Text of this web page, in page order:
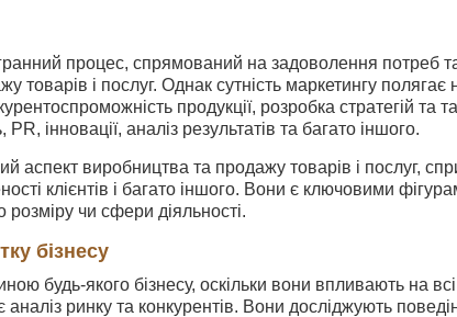
процес, спрямований на задоволення потреб
товарів і послуг. Однак сутність маркетингу
продукції, розробка стратегій та
інновації, аналіз результатів та багато іншого.
аспект виробництва та продажу товарів і послуг,
клієнтів і багато іншого. Вони є ключовими
розміру чи сфери діяльності.
бізнесу
будь-якого бізнесу, оскільки вони впливають на
ринку та конкурентів. Вони досліджують